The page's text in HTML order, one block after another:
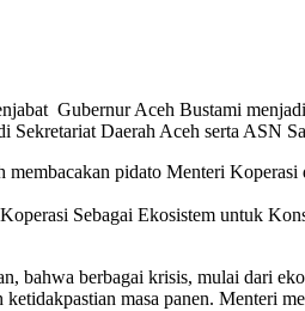
Gubernur Aceh Bustami
Sekretariat Daerah Aceh serta ASN
membacakan pidato Menteri
Sebagai Ekosistem untuk
bahwa berbagai krisis, mulai dari
masa panen. Menteri